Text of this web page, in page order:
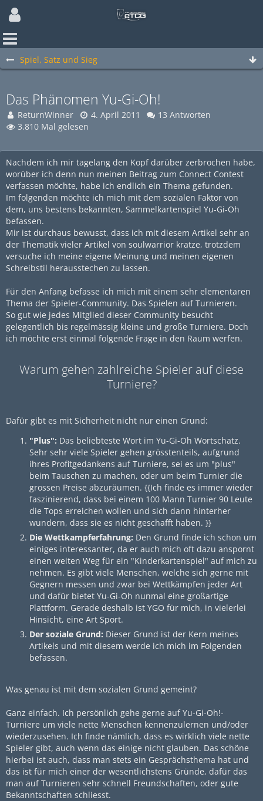
Spiel, Satz und Sieg
Das Phänomen Yu-Gi-Oh!
ReturnWinner 4. April 2011
13 Antworten
3.810 Mal gelesen
Nachdem ich mir tagelang den Kopf darüber zerbrochen habe,
worüber ich denn nun meinen Beitrag zum Connect Contest
verfassen möchte, habe ich endlich ein Thema gefunden.
Im folgenden möchte ich mich mit dem sozialen Faktor von
dem, uns bestens bekannten, Sammelkartenspiel Yu-Gi-Oh
befassen.
Mir ist durchaus bewusst, dass ich mit diesem Artikel sehr an
der Thematik vieler Artikel von soulwarrior kratze, trotzdem
versuche ich meine eigene Meinung und meinen eigenen
Schreibstil herausstechen zu lassen.
Für den Anfang befasse ich mich mit einem sehr elementaren
Thema der Spieler-Community. Das Spielen auf Turnieren.
So gut wie jedes Mitglied dieser Community besucht
gelegentlich bis regelmässig kleine und große Turniere. Doch
ich möchte erst einmal folgende Frage in den Raum werfen.
Warum gehen zahlreiche Spieler auf diese
Turniere?
Dafür gibt es mit Sicherheit nicht nur einen Grund:
"Plus": Das beliebteste Wort im Yu-Gi-Oh Wortschatz.
Sehr sehr viele Spieler gehen grösstenteils, aufgrund
ihres Profitgedankens auf Turniere, sei es um "plus"
beim Tauschen zu machen, oder um beim Turnier die
grossen Preise abzuräumen. {{Ich finde es immer wieder
faszinierend, dass bei einem 100 Mann Turnier 90 Leute
die Tops erreichen wollen und sich dann hinterher
wundern, dass sie es nicht geschafft haben. }}
Die Wettkampferfahrung: Den Grund finde ich schon um
einiges interessanter, da er auch mich oft dazu anspornt
einen weiten Weg für ein "Kinderkartenspiel" auf mich zu
nehmen. Es gibt viele Menschen, welche sich gerne mit
Gegnern messen und zwar bei Wettkämpfen jeder Art
und dafür bietet Yu-Gi-Oh nunmal eine großartige
Plattform. Gerade deshalb ist YGO für mich, in vielerlei
Hinsicht, eine Art Sport.
Der soziale Grund: Dieser Grund ist der Kern meines
Artikels und mit diesem werde ich mich im Folgenden
befassen.
Was genau ist mit dem sozialen Grund gemeint?
Ganz einfach. Ich persönlich gehe gerne auf Yu-Gi-Oh!-
Turniere um viele nette Menschen kennenzulernen und/oder
wiederzusehen. Ich finde nämlich, dass es wirklich viele nette
Spieler gibt, auch wenn das einige nicht glauben. Das schöne
hierbei ist auch, dass man stets ein Gesprächsthema hat und
das ist für mich einer der wesentlichstens Gründe, dafür das
man auf Turnieren sehr schnell Freundschaften, oder gute
Bekanntschaften schliesst.